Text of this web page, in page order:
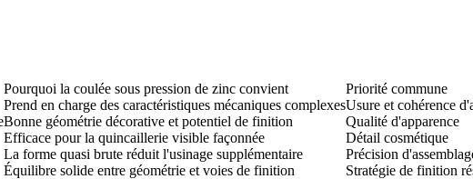
Pourquoi la coulée sous pression de zinc convient
Priorité commune
Prend en charge des caractéristiques mécaniques complexesUsure et cohérence
Bonne géométrie décorative et potentiel de finition
Qualité d'apparence
Efficace pour la quincaillerie visible façonnée
Détail cosmétique
La forme quasi brute réduit l'usinage supplémentaire
Précision
Équilibre solide entre géométrie et voies de finition Stratégie de finition